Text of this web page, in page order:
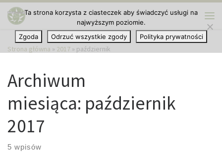
Przejdź do treści
Strona główna » 2017 » październik
Archiwum
miesiąca: październik
2017
5 wpisów
Ta strona korzysta z ciasteczek aby świadczyć usługi na
najwyższym poziomie.
Zgoda
Odrzuć wszystkie zgody Polityka prywatności